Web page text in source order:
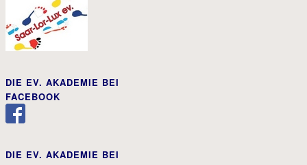
DIE EV. AKADEMIE BEI
FACEBOOK
DIE EV. AKADEMIE BEI